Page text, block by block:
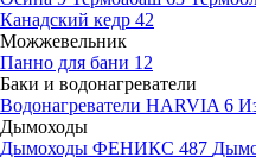
Канадский кедр 42
Можжевельник
Панно для бани 12
Баки и водонагреватели
Водонагреватели HARVIA 6
Дымоходы
Дымоходы ФЕНИКС 487